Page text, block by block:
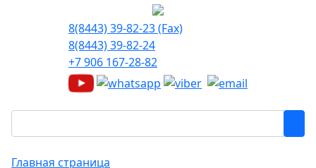
8(8443) 39-82-23 (Fax)
8(8443) 39-82-24
+7 906 167-28-82
Главная страница